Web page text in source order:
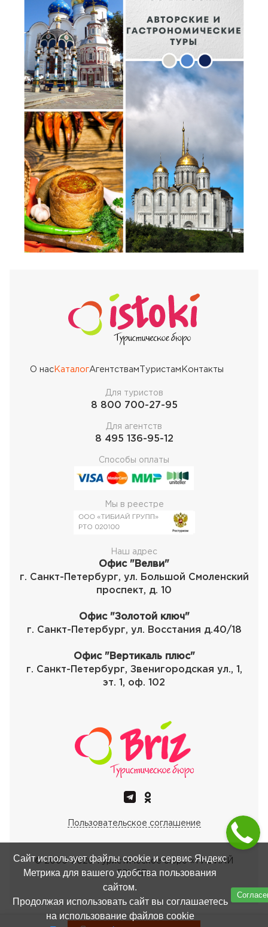
О насКаталогАгентствам Туристам Контакты
Для туристов
8 800 700-27-95
Для агентств
8 495 136-95-12
Способы оплаты
Мы в реестре
Наш адрес
Офис "Велви"
г. Санкт-Петербург, ул. Большой Смоленский
проспект, д. 10
Офис "Золотой ключ"
г. Санкт-Петербург, ул. Восстания д.40/18
Офис "Вертикаль плюс"
г. Санкт-Петербург, Звенигородская ул., 1,
эт. 1, оф. 102
Пользовательское соглашение
© 2000-2026Туристическое бюро «ТИБИАЙ
ГРУПП»
Сайт использует файлы cookie и сервис Яндекс
Метрика для вашего удобства пользования
сайтом.
Продолжая использовать сайт вы соглашаетесь
на использование файлов cookie